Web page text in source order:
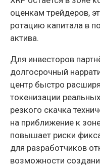
оценкам трейдеров,
ротацию капитала в
актива.
Для инвесторов
долгосрочный
центр быстро
токенизации
резкого скачка
на приближение к
повышает риски
для разработчиков
возможности